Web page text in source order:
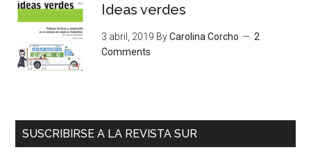
Ideas verdes
3 abril, 2019 ByCarolina Corcho
2
Comments
SUSCRIBIRSE A LA REVISTA SUR